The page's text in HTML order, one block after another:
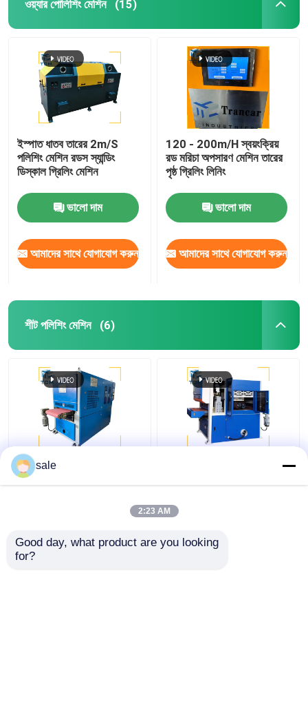
ওয়্যার পোলিশিং মেশিন (15)
ইস্পাত ধাতব তারের 2m/S
পলিশিং মেশিন রডস স্যান্ডিং
ডিস্কাল গ্রিলিং মেশিন
ভালো দাম
আমাদের সাথে যোগাযোগ করুন
120 - 200m/H স্বয়ংক্রিয়
রড মরিচা অপসারণ মেশিন তারের
পৃষ্ঠ গ্রিলিং লিনিং
ভালো দাম
আমাদের সাথে যোগাযোগ করুন
শীট পলিশিং মেশিন (6)
ইস্পাত ধাতব শীট পোলিশিং মেশিন
স্বয়ংক্রিয় স্যান্ডিং Deburring
ধাতু শীট স্বয়ংক্রিয় শীট পোলিশিং
sale
2:23 AM
Good day, what product are you looking
for?